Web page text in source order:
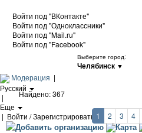
Войти под "ВКонтакте"
Войти под "Одноклассники"
Войти под "Mail.ru"
Войти под "Facebook"
Выберите город:
Челябинск ▼
Модерация |
Русский
|
Еще
| Войти / Зарегистрироваться
Добавить организацию Карта
Найдено: 367
1 2 3 4